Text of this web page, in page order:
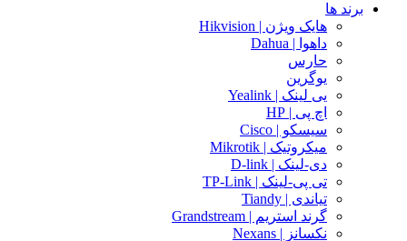
برند ها
هایک ویژن | Hikvision
داهوا | Dahua
حارس
یوگرین
یی لینک | Yealink
اچ پی | HP
سیسکو | Cisco
میکروتیک | Mikrotik
دی-لینک | D-link
تی پی-لینک | TP-Link
تیاندی | Tiandy
گرند استریم | Grandstream
نکسانز | Nexans